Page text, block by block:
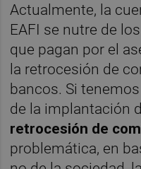
Actualmente, la
EAFI se nutre de
que pagan por el
la retrocesión de
bancos. Si
de la implantación
retrocesión de
problemática, en